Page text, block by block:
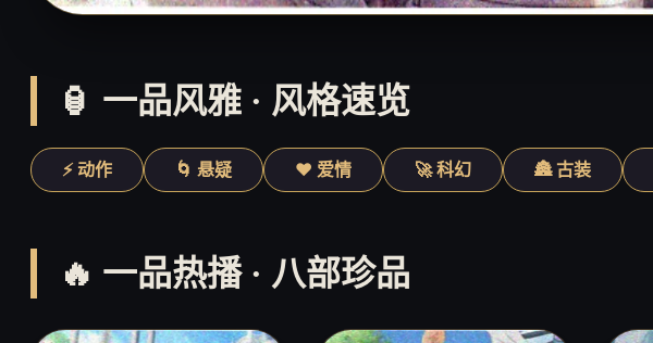
🏮 一品风雅 · 风格速览
⚡ 动作 🌀 悬疑 ❤️ 爱情 🚀 科幻 🏯 古装
🔥 一品热播 · 八部珍品